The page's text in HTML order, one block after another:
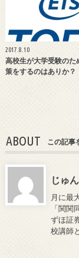
2017.8.10
高校生が大学受験のた
策をするのはありか？
ABOUT この記事
じゅ
月に最
「関関
ずほ証
校講師